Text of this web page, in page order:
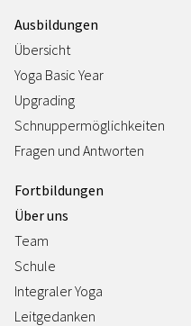
Ausbildungen
Übersicht
Yoga Basic Year
Upgrading
Schnuppermöglichkeiten
Fragen und Antworten
Fortbildungen
Über uns
Team
Schule
Integraler Yoga
Leitgedanken